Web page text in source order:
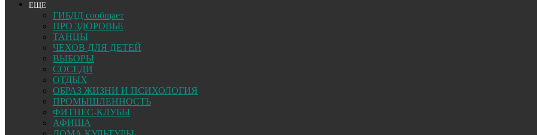
ЕЩЕ
ГИБДД сообщает
ПРО ЗДОРОВЬЕ
ТАНЦЫ
ЧЕХОВ ДЛЯ ДЕТЕЙ
ВЫБОРЫ
СОСЕДИ
ОТДЫХ
ОБРАЗ ЖИЗНИ И ПСИХОЛОГИЯ
ПРОМЫШЛЕННОСТЬ
ФИТНЕС-КЛУБЫ
АФИША